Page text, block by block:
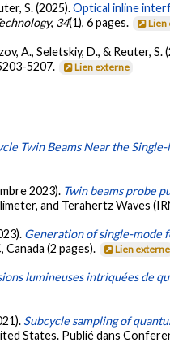
S. (2025).Optical inline
, 34(1), 6 pages. Lien
A., Seletskiy, D., & Reuter, S.
5207. Lien externe
Twin Beams Near the
2023). Twin beams probe
and Terahertz Waves
Generation of single-mode
(2 pages).
Lien externe
lumineuses intriquées de
Subcycle sampling of
States. Publié dans